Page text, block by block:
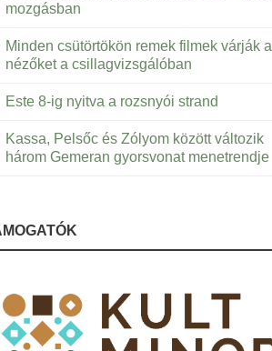
mozgásban
Minden csütörtökön remek filmek várják a
nézőket a csillagvizsgálóban
Este 8-ig nyitva a rozsnyói strand
Kassa, Pelsőc és Zólyom között változik
három Gemeran gyorsvonat menetrendje